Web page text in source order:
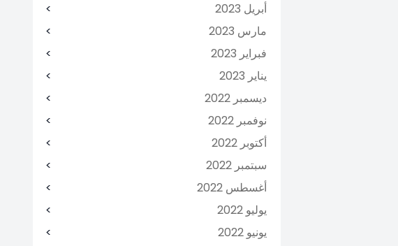
أبريل 2023
مارس 2023
فبراير 2023
يناير 2023
ديسمبر 2022
نوفمبر 2022
أكتوبر 2022
سبتمبر 2022
أغسطس 2022
يوليو 2022
يونيو 2022